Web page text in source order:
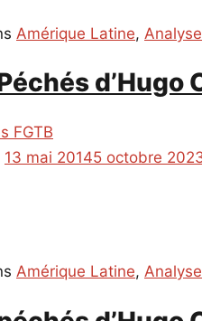
Amérique Latine,
FGTB
13 mai 20145 octobre
Amérique Latine,